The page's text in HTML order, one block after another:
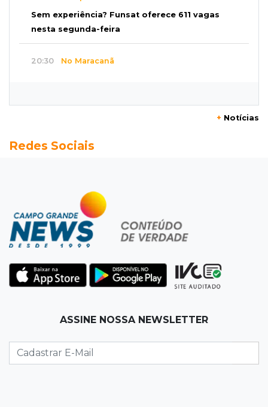
Sem experiência? Funsat oferece 611 vagas
nesta segunda-feira
20:30 No Maracanã
Seleções em MS têm salários de até R$ 8,2 mil;
Jardim Itatiaia
Vigia é amarrado durante roubo de carro e
dois caminhões em pátio
Corinthians vence Bragantino por 2 a 0 e sobe
para 7º no Brasileirão
Na Vila Belmiro
lugar no Brasileirão
+ Notícias
Redes Sociais
ASSINE NOSSA NEWSLETTER